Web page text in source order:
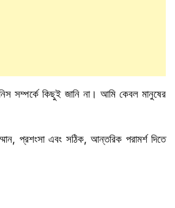
সম্পর্কে কিছুই জানি না। আমি কেবল মানুষের
প্রশংসা এবং সঠিক, আন্তরিক পরামর্শ দিতে